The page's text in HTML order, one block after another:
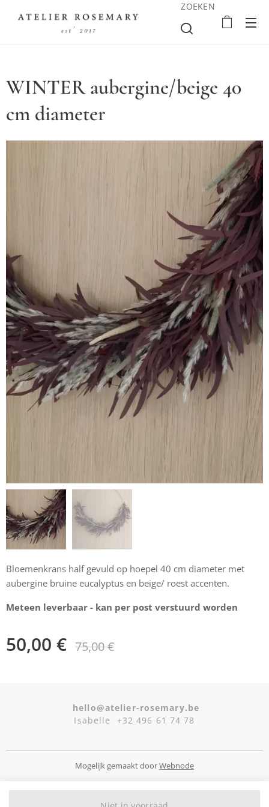
ZOEKEN
WINTER aubergine/beige 40
cm diameter
Bloemenkrans half gevuld op hoepel 40 cm diameter met
aubergine bruine eucalyptus en beige/ roest accenten.
Meteen leverbaar - kan per post verstuurd worden
50,00 € 75,00€
hello@atelier-rosemary.be
Isabelle +32 496 61 74 78
Mogelijk gemaakt doorWebnode